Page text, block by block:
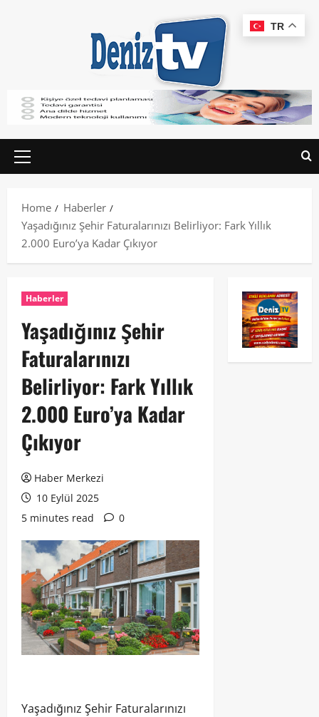
Home
Haberler
Yaşadığınız Şehir Faturalarınızı Belirliyor: Fark Yıllık
2.000 Euro’ya Kadar Çıkıyor
Haberler
Yaşadığınız Şehir
Faturalarınızı
Belirliyor: Fark Yıllık
2.000 Euro’ya Kadar
Çıkıyor
Haber Merkezi
10 Eylül 2025
5 minutes read
0
Yaşadığınız Şehir Faturalarınızı
TR